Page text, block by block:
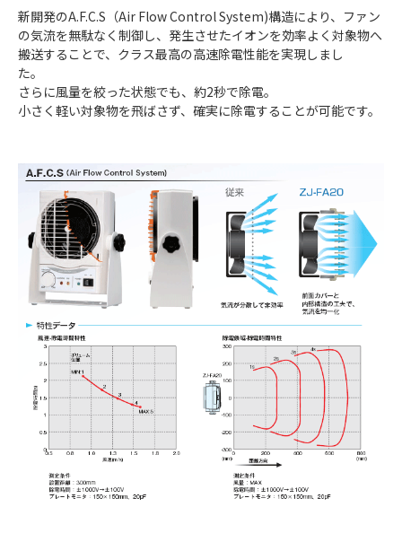
新開発のA.F.C.S（Air Flow Control System)構造により、ファン
の気流を無駄なく制御し、発生させたイオンを効率よく対象物へ
搬送することで、クラス最高の高速除電性能を実現しまし
た。
さらに風量を絞った状態でも、約2秒で除電。
小さく軽い対象物を飛ばさず、確実に除電することが可能です。